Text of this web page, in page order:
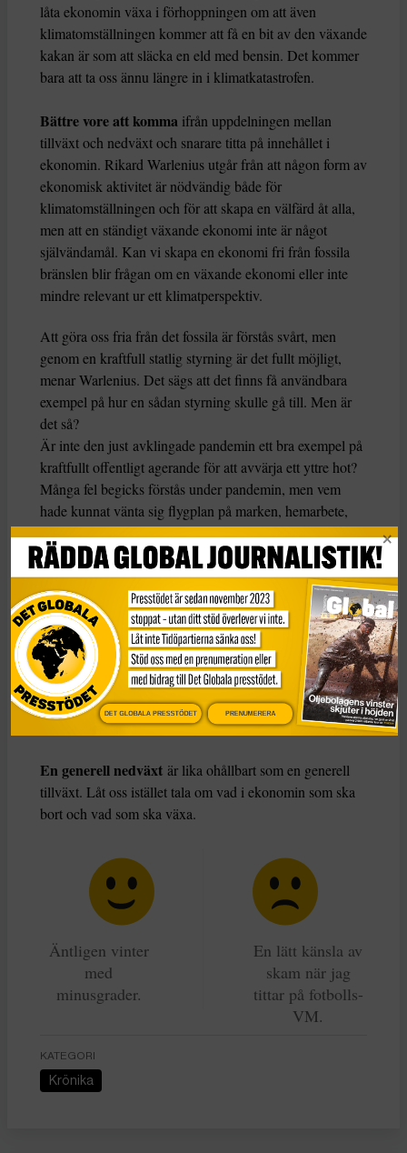
låta ekonomin växa i förhoppningen om att även
klimatomställningen kommer att få en bit av den växande
kakan är som att släcka en eld med bensin. Det kommer
bara att ta oss ännu längre in i klimatkatastrofen.
Bättre vore att komma ifrån uppdelningen mellan
tillväxt och nedväxt och snarare titta på innehållet i
ekonomin. Rikard Warlenius utgår från att någon form av
ekonomisk aktivitet är nödvändig både för
klimatomställningen och för att skapa en välfärd åt alla,
men att en ständigt växande ekonomi inte är något
självändamål. Kan vi skapa en ekonomi fri från fossila
bränslen blir frågan om en växande ekonomi eller inte
mindre relevant ur ett klimatperspektiv.
Att göra oss fria från det fossila är förstås svårt, men
genom en kraftfull statlig styrning är det fullt möjligt,
menar Warlenius. Det sägs att det finns få användbara
exempel på hur en sådan styrning skulle gå till. Men är
det så?
Är inte den just avklingade pandemin ett bra exempel på
kraftfullt offentligt agerande för att avvärja ett yttre hot?
Många fel begicks förstås under pandemin, men vem
hade kunnat vänta sig flygplan på marken, hemarbete,
vaccin som togs fram i rekordfart och att regering och
riksdagen skulle fatta beslut om över 400 miljarder
kronor i coronainsatser?
Sett i det ljuset är det förstås inte omöjligt att lagstifta bort
fossil energi och drivmedel. Sedan får vissa delar av
ekonomin gärna växa; tjänster, hållbara livsmedel,
förnybar energi, kollektivtrafik och kultur. Andra delar
hamnar på nedväxt; slit- och slängkommers, onödiga
transporter och förstås fossil energi.
En generell nedväxt är lika ohållbart som en generell
tillväxt. Låt oss istället tala om vad i ekonomin som ska
bort och vad som ska växa.
Äntligen vinter
med
minusgrader.
En lätt känsla av
skam när jag
tittar på fotbolls-
VM.
KATEGORI
Krönika
DET GLOBALA PRESSTÖDET PRENUMERERA